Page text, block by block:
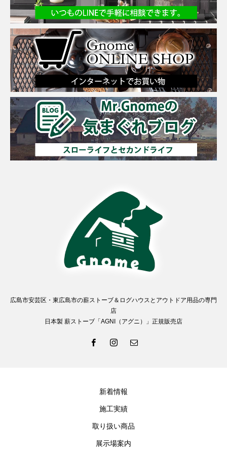
広島市安芸区・東広島市の薪ストーブ＆ログハウスとアウトドア用品の専門
店
日本製 薪ストーブ「AGNI（アグニ）」正規販売店
新着情報
施工実績
取り扱い商品
展示場案内